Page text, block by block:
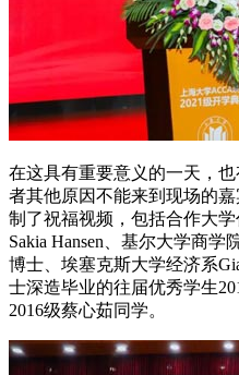
在这具有重要意义的一天，
者其他原因不能来到现场的
制了祝福视频，包括合作大
Sakia Hansen、基尔大学商学
博士、埃塞克斯大学经济系
士深造毕业的往届优秀学生
2016级蔡心茹同学。